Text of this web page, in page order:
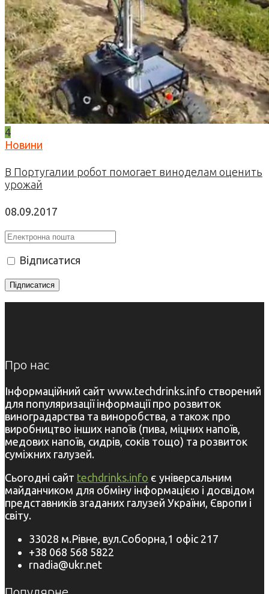
4
Новини
В Португалии робот помогает виноделам оценить
урожай
08.09.2017
Відписатися
Про нас
Інформаційний сайт www.techdrinks.info створений
для популяризації інформації про розвиток
виноградарства та виноробства, а також про
виробництво інших напоїв (пива, міцних напоїв,
медових напоїв, сидрів, соків тощо) та розвиток
суміжних галузей.
Сьогодні сайт techdrinks.info є універсальним
майданчиком для обміну інформацією і досвідом
представників згаданих галузей України, Європи і
світу.
33028 м.Рівне, вул.Соборна,1 офіс 217
+38 068 568 5822
rnadia@ukr.net